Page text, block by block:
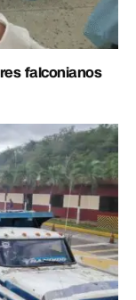
falconianos